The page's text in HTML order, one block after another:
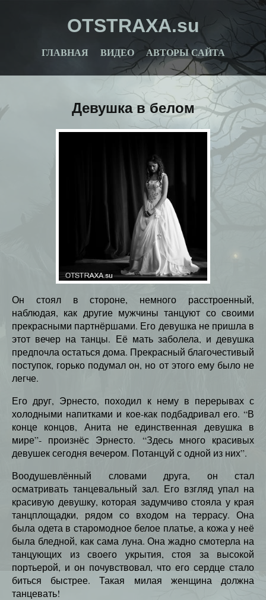
OTSTRAXA.su
ГЛАВНАЯ ВИДЕО АВТОРЫ САЙТА
Девушка в белом
Он стоял в стороне, немного расстроенный,
наблюдая, как другие мужчины танцуют со своими
прекрасными партнёршами. Его девушка не пришла в
этот вечер на танцы. Её мать заболела, и девушка
предпочла остаться дома. Прекрасный благочестивый
поступок, горько подумал он, но от этого ему было не
легче.
Его друг, Эрнесто, походил к нему в перерывах с
холодными напитками и кое-как подбадривал его. “В
конце концов, Анита не единственная девушка в
мире”- произнёс Эрнесто. “Здесь много красивых
девушек сегодня вечером. Потанцуй с одной из них”.
Воодушевлённый словами друга, он стал
осматривать танцевальный зал. Его взгляд упал на
красивую девушку, которая задумчиво стояла у края
танцплощадки, рядом со входом на террасу. Она
была одета в старомодное белое платье, а кожа у неё
была бледной, как сама луна. Она жадно смотерла на
танцующих из своего укрытия, стоя за высокой
портьерой, и он почувствовал, что его сердце стало
биться быстрее. Такая милая женщина должна
танцевать!